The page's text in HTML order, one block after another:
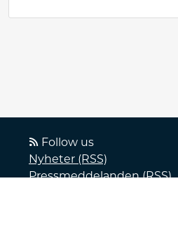
Follow us
Nyheter (RSS)
Pressmeddelanden (RSS)